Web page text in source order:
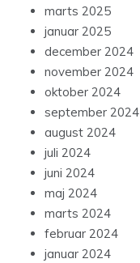
marts 2025
januar 2025
december 2024
november 2024
oktober 2024
september 2024
august 2024
juli 2024
juni 2024
maj 2024
marts 2024
februar 2024
januar 2024